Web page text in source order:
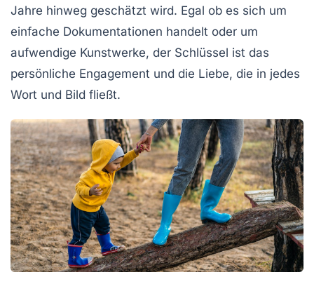
Jahre hinweg geschätzt wird. Egal ob es sich um
einfache Dokumentationen handelt oder um
aufwendige Kunstwerke, der Schlüssel ist das
persönliche Engagement und die Liebe, die in jedes
Wort und Bild fließt.